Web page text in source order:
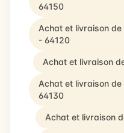
64150
Achat et livraison
- 64120
Achat et livraison
Achat et livraison
64130
Achat et livraison